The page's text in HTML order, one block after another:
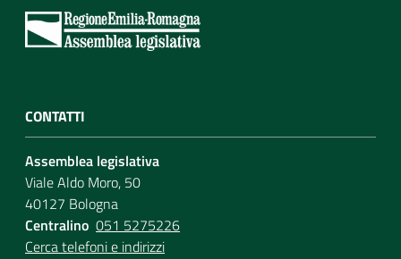
CONTATTI
Assemblea legislativa
Viale Aldo Moro, 50
40127 Bologna
Centralino 051 5275226
Cerca telefoni e indirizzi